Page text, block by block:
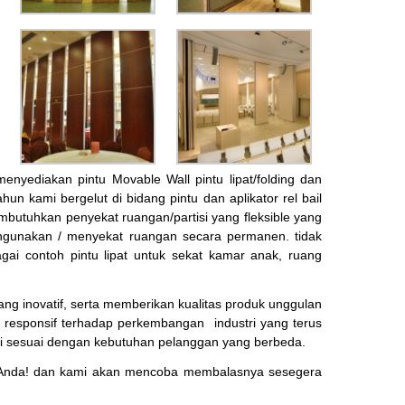
pintu Movable Wall pintu lipat/folding dan
kami bergelut di bidang pintu dan aplikator rel bail
penyekat ruangan/partisi yang fleksible yang
/ menyekat ruangan secara permanen. tidak
contoh pintu lipat untuk sekat kamar anak, ruang
inovatif, serta memberikan kualitas produk unggulan
terhadap perkembangan industri yang terus
dengan kebutuhan pelanggan yang berbeda.
dan kami akan mencoba membalasnya sesegera